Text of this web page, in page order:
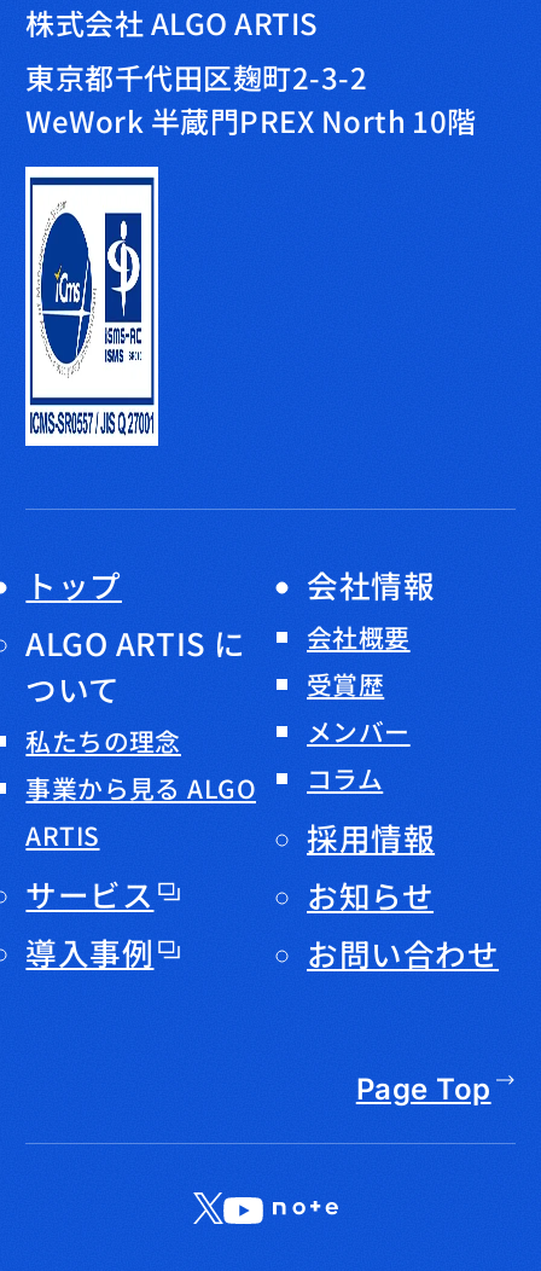
株式会社 ALGO ARTIS
東京都千代田区麹町2-3-2
WeWork 半蔵門PREX North 10階
トップ
ALGO ARTIS に
ついて
私たちの理念
事業から見る ALGO
ARTIS
サービス
導入事例
会社情報
会社概要
受賞歴
メンバー
コラム
採用情報
お知らせ
お問い合わせ
Page Top
XLinkedIn
YouTube